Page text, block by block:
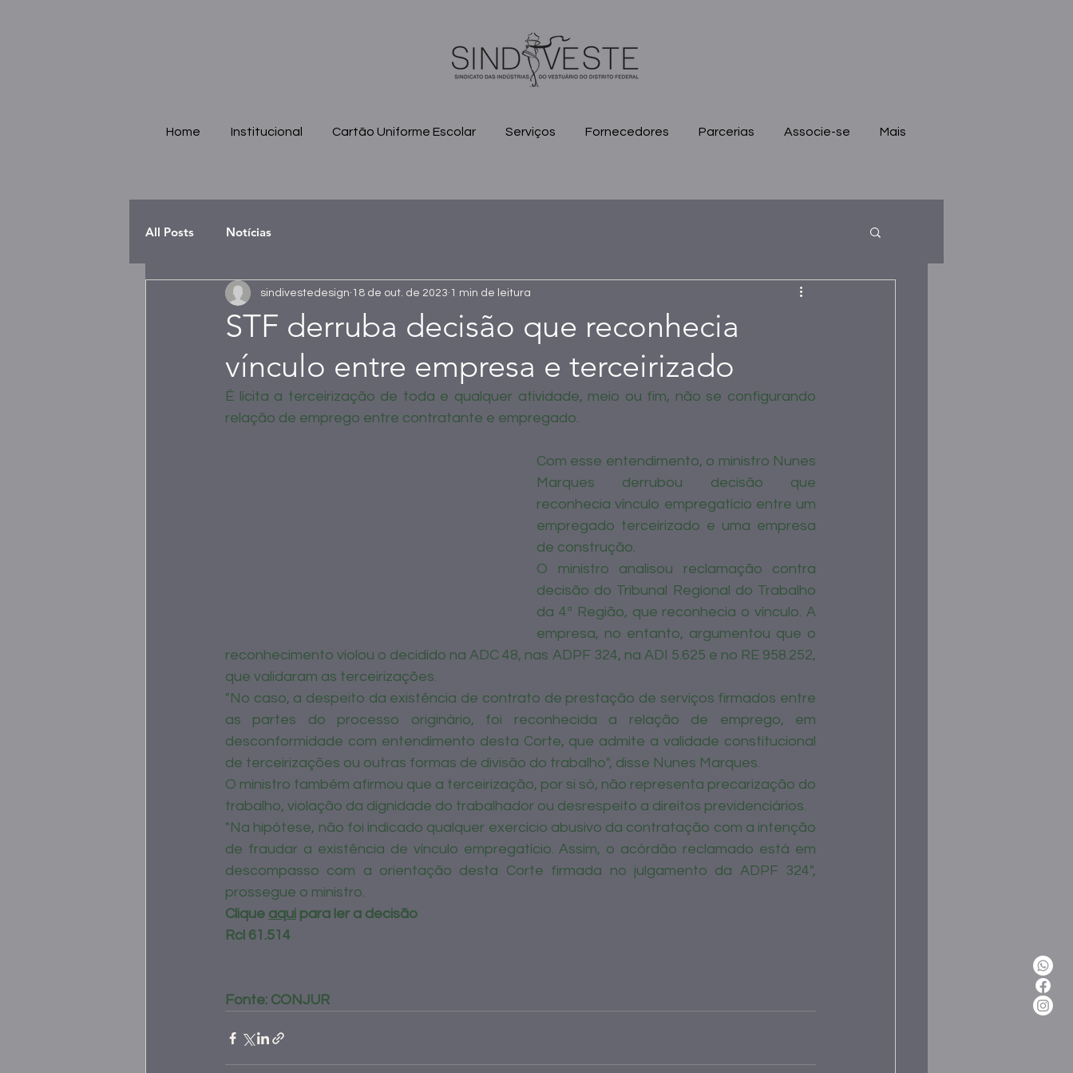
Home Institucional Cartão Uniforme Escolar Serviços Fornecedores Parcerias Associe-se Mais
All Posts Notícias
STF derruba decisão que reconhecia
vínculo entre empresa e terceirizado
sindivestedesign 18 de out. de 2023 1 min de leitura
É lícita a terceirização de toda e qualquer atividade, meio ou fim, não se configurando
relação de emprego entre contratante e empregado.
Com esse entendimento, o ministro Nunes
Marques derrubou decisão que
reconhecia vínculo empregatício entre um
empregado terceirizado e uma empresa
de construção.
O ministro analisou reclamação contra
decisão do Tribunal Regional do Trabalho
da 4ª Região, que reconhecia o vínculo. A
empresa, no entanto, argumentou que o
reconhecimento violou o decidido na ADC 48, nas ADPF 324, na ADI 5.625 e no RE 958.252,
que validaram as terceirizações.
"No caso, a despeito da existência de contrato de prestação de serviços firmados entre
as partes do processo originário, foi reconhecida a relação de emprego, em
desconformidade com entendimento desta Corte, que admite a validade constitucional
de terceirizações ou outras formas de divisão do trabalho", disse Nunes Marques.
O ministro também afirmou que a terceirização, por si só, não representa precarização do
trabalho, violação da dignidade do trabalhador ou desrespeito a direitos previdenciários.
"Na hipótese, não foi indicado qualquer exercício abusivo da contratação com a intenção
de fraudar a existência de vínculo empregatício. Assim, o acórdão reclamado está em
descompasso com a orientação desta Corte firmada no julgamento da ADPF 324",
prossegue o ministro.
Clique aqui para ler a decisão
Rcl 61.514
Fonte: CONJUR